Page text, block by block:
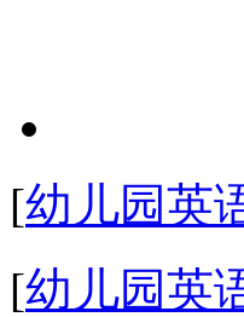
[幼儿园英
[幼儿园英